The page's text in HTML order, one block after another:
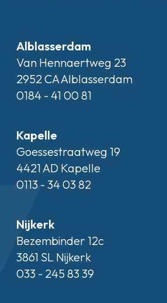
Alblasserdam
Van Hennaertweg 23
2952 CA Alblasserdam
0184 - 41 00 81
Kapelle
Goessestraatweg 19
4421 AD Kapelle
0113 - 34 03 82
Nijkerk
Bezembinder 12c
3861 SL Nijkerk
033 - 245 83 39